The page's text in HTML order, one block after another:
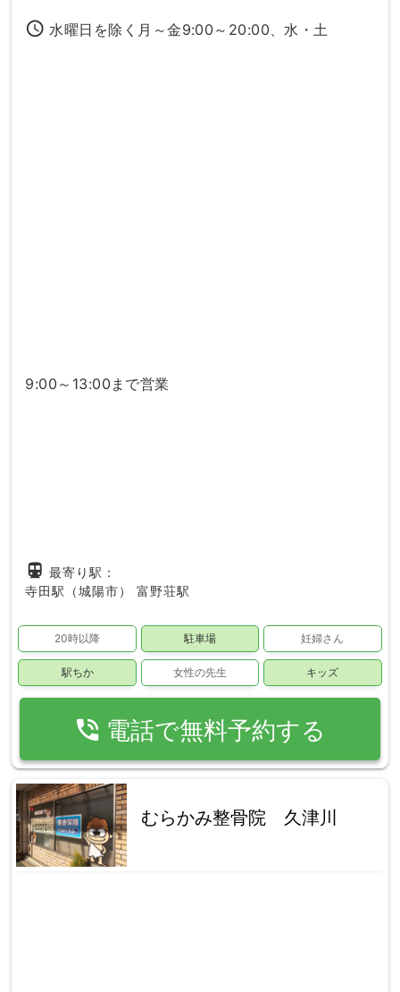
access_time 水曜日を除く月～金9:00～20:00、水・土
9:00～13:00まで営業
directions_subway 最寄り駅：
寺田駅（城陽市）
富野荘駅
20時以降 駐車場 妊婦さん
駅ちか 女性の先生 キッズ
phone_in_talk 電話で無料予約する
むらかみ整骨院 久津川